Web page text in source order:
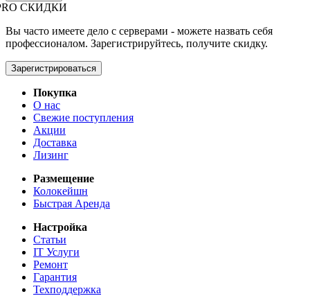
СКИДКИ
Вы часто имеете дело с серверами - можете назвать себя
профессионалом. Зарегистрируйтесь, получите скидку.
Зарегистрироваться
Покупка
О нас
Свежие поступления
Акции
Доставка
Лизинг
Размещение
Колокейшн
Быстрая Аренда
Настройка
Статьи
IT Услуги
Ремонт
Гарантия
Техподдержка